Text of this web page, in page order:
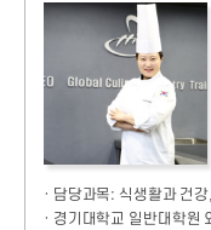
· 담당과목: 식생활과 건
· 경기대학교 일반대학원